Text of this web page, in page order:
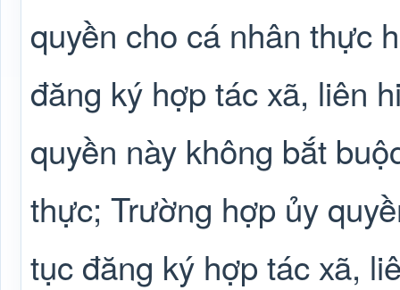
quyền cho cá nhân thực
đăng ký hợp tác xã, liên
quyền này không bắt
thực; Trường hợp ủy
tục đăng ký hợp tác xã,